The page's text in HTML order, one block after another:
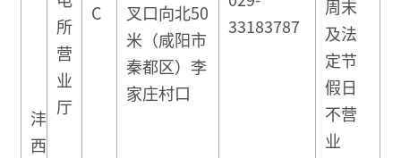
沣
西
所
营
业
厅
C
叉口向北50
米（咸阳市
秦都区）李
家庄村口
33183787
周末
及法
定节
假日
不营
业